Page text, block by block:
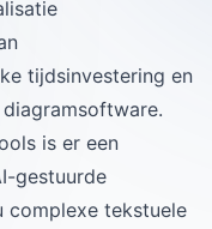
tijdsinvestering en
is er een
gestuurde
complexe tekstuele